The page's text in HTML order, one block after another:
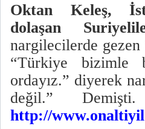
Oktan Keleş,
dolaşan
nargilecilerde
“Türkiye bizimle
ordayız.” diyerek
değil.”
http://